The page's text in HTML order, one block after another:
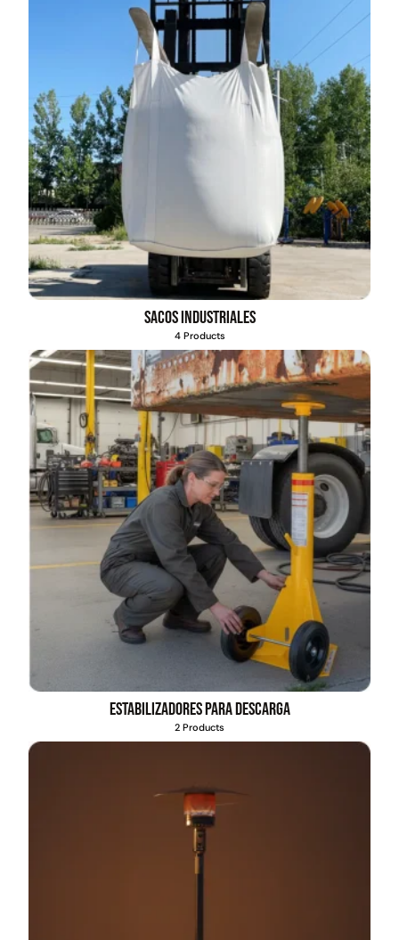
Sacos industriales
4 Products
Estabilizadores para descarga
2 Products